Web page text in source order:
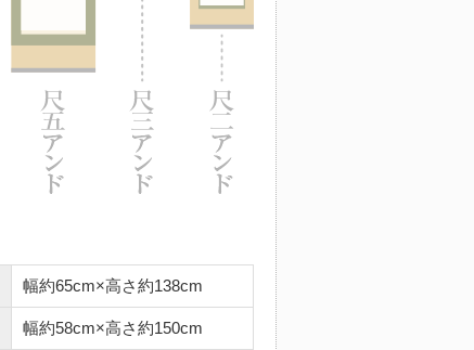
幅約65cm×高さ約138cm
幅約58cm×高さ約150cm